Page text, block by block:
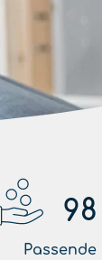
98
Passende